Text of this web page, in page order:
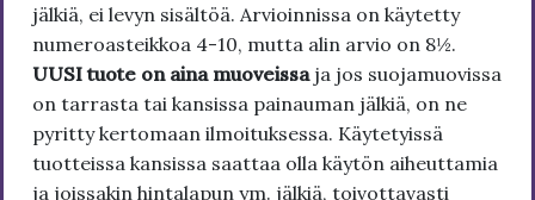
jälkiä, ei levyn sisältöä. Arvioinnissa on käytetty
numeroasteikkoa 4-10, mutta alin arvio on 8½.
UUSI tuote on aina muoveissa ja jos suojamuovissa
on tarrasta tai kansissa painauman jälkiä, on ne
pyritty kertomaan ilmoituksessa. Käytetyissä
tuotteissa kansissa saattaa olla käytön aiheuttamia
ja joissakin hintalapun ym. jälkiä, toivottavasti